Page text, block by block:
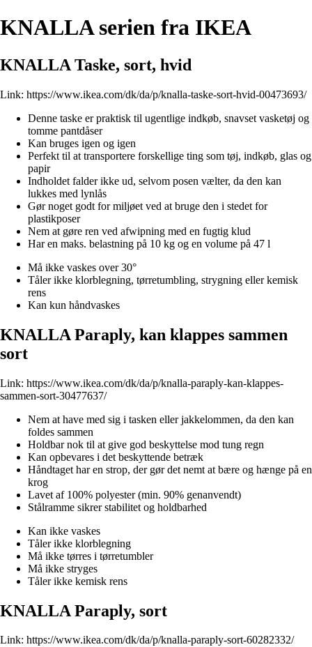
KNALLA serien fra IKEA
KNALLA Taske, sort, hvid
Link: https://www.ikea.com/dk/da/p/knalla-taske-sort-hvid-00473693/
Denne taske er praktisk til ugentlige indkøb, snavset vasketøj og
tomme pantdåser
Kan bruges igen og igen
Perfekt til at transportere forskellige ting som tøj, indkøb, glas og
papir
Indholdet falder ikke ud, selvom posen vælter, da den kan
lukkes med lynlås
Gør noget godt for miljøet ved at bruge den i stedet for
plastikposer
Nem at gøre ren ved afwipning med en fugtig klud
Har en maks. belastning på 10 kg og en volume på 47 l
Må ikke vaskes over 30°
Tåler ikke klorblegning, tørretumbling, strygning eller kemisk
rens
Kan kun håndvaskes
KNALLA Paraply, kan klappes sammen
sort
Link: https://www.ikea.com/dk/da/p/knalla-paraply-kan-klappes-
sammen-sort-30477637/
Nem at have med sig i tasken eller jakkelommen, da den kan
foldes sammen
Holdbar nok til at give god beskyttelse mod tung regn
Kan opbevares i det beskyttende betræk
Håndtaget har en strop, der gør det nemt at bære og hænge på en
krog
Lavet af 100% polyester (min. 90% genanvendt)
Stålramme sikrer stabilitet og holdbarhed
Kan ikke vaskes
Tåler ikke klorblegning
Må ikke tørres i tørretumbler
Må ikke stryges
Tåler ikke kemisk rens
KNALLA Paraply, sort
Link: https://www.ikea.com/dk/da/p/knalla-paraply-sort-60282332/